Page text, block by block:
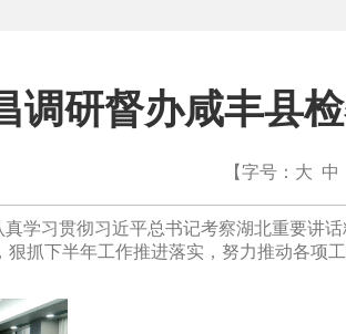
调研督办咸丰县
【字号： 大 中
学习贯彻习近平总书记考察湖北重要讲
抓下半年工作推进落实，努力推动各项